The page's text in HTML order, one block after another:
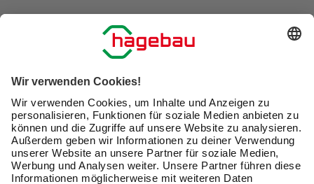
Zuhause renovierst, runden neue Fensterdekorationen
und Gardinenstangen das Ambiente der Räume ab.
Zimmern erst eine wohnliche Atmosphäre. Auch wenn Du
einen puristischen Wohnstil bevorzugst, tragen Gardinen
mit passender Gardinenstange zum stilistischen
Gesamtbild bei. Letztendlich haben Gardinen neben dem
dekorativen Effekt auch eine praktische Funktion. Sie
schützen Dich vor Sonneneinstrahlung und